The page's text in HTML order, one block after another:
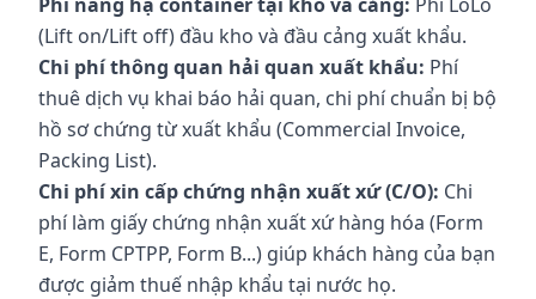
(Lift on/Lift off) đầu kho và đầu cảng xuất khẩu.
Chi phí thông quan hải quan xuất khẩu: Phí
thuê dịch vụ khai báo hải quan, chi phí chuẩn bị bộ
hồ sơ chứng từ xuất khẩu (Commercial Invoice,
Packing List).
Chi phí xin cấp chứng nhận xuất xứ (C/O): Chi
phí làm giấy chứng nhận xuất xứ hàng hóa (Form
E, Form CPTPP, Form B...) giúp khách hàng của bạn
được giảm thuế nhập khẩu tại nước họ.